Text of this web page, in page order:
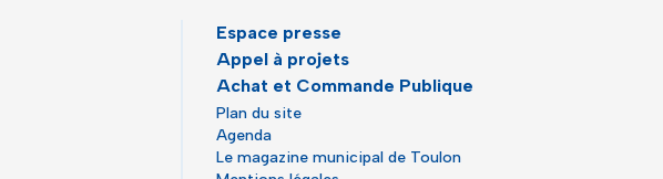
Espace presse
Appel à projets
Achat et Commande Publique
Plan du site
Agenda
Le magazine municipal de Toulon